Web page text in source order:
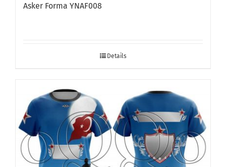
Asker Forma YNAF008
Details